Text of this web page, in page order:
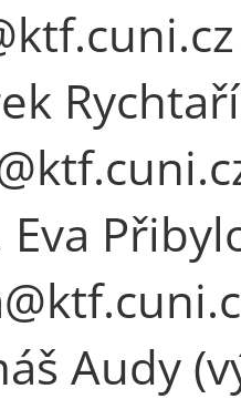
Audy